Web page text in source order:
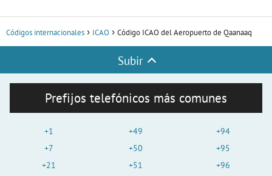
Códigos internacionales ICAO Código ICAO del Aeropuerto de Qaanaaq
Subir
Prefijos telefónicos más comunes
+1
+7
+21
+49
+50
+51
+94
+95
+96